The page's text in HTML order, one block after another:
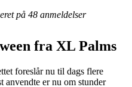
på 48 anmeldelser
fra XL Palms
foreslår nu til dags flere
anvendte er nu om stunder